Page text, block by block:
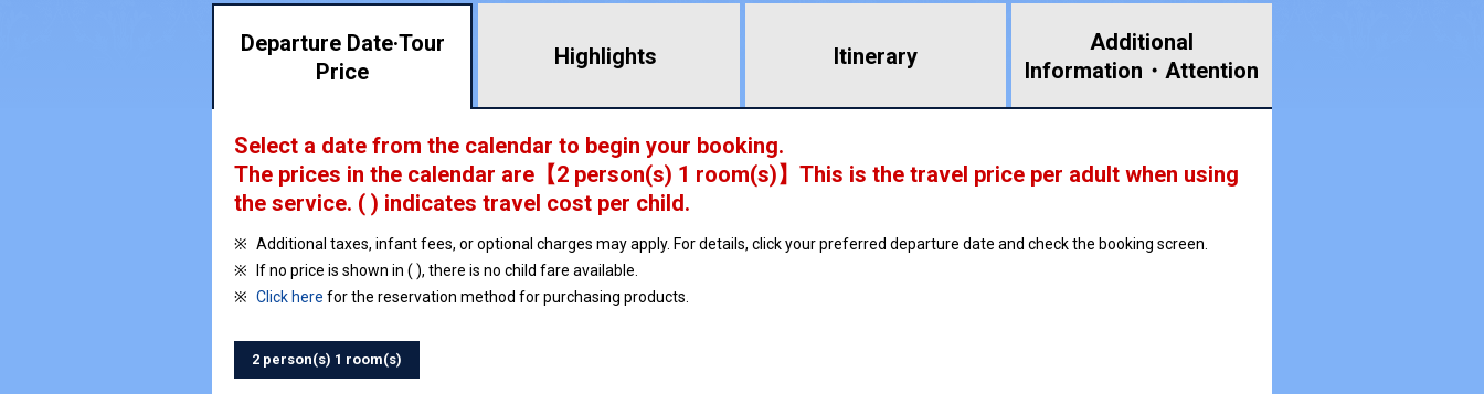
Departure Date·Tour
Price
Highlights Itinerary
Additional
Information・ Attention
Select a date from the calendar to begin your booking.
The prices in the calendar are 【2 person(s) 1 room(s)】This is the travel price per adult when using
the service. ( ) indicates travel cost per child.
Additional taxes, infant fees, or optional charges may apply. For details, click your preferred departure date and check the booking screen.
If no price is shown in ( ), there is no child fare available.
Click here for the reservation method for purchasing products.
2 person(s) 1 room(s)